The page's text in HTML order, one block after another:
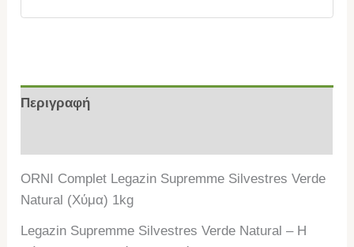
Περιγραφή
ORNI Complet Legazin Supremme Silvestres Verde
Natural (Χύμα) 1kg
Legazin Supremme Silvestres Verde Natural – Η